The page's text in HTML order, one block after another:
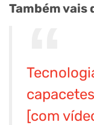
Também vais
[com